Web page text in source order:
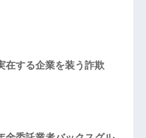
する企業を装う詐欺